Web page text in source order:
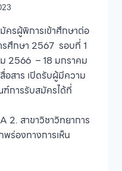
รผู้พิการเข้าศึกษาต่อ
ศึกษา 2567 รอบที่ 1
2566 – 18 มกราคม
อสาร เปิดรับผู้มีความ
การรับสมัครได้ที่
2. สาขาวิชาวิทยาการ
ร่องทางการเห็น